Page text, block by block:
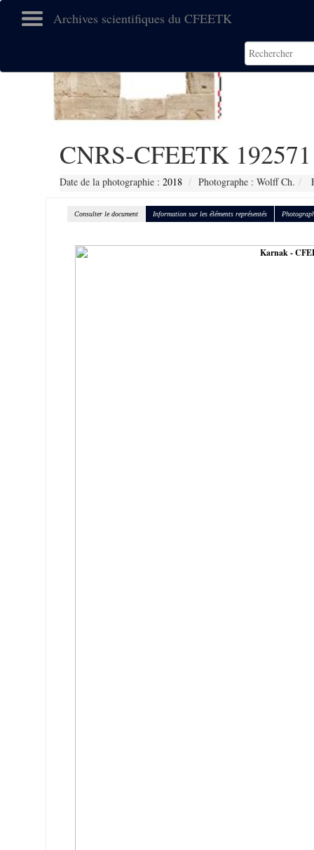
Archives scientifiques du CFEETK
CNRS-CFEETK 192571
Date de la photographie : 2018 Photographe : Wolff Ch.
Consulter le document Information sur les éléments représentés